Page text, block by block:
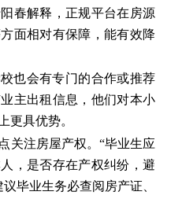
春解释，正规平台在房源
面相对有保障，能有效降
也会有专门的合作或推荐
主出租信息，他们对本小
更具优势。
关注房屋产权。“毕业生应
，是否存在产权纠纷，避
毕业生务必查阅房产证、